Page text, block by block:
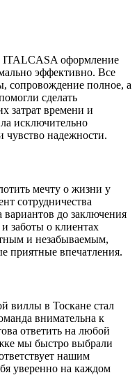
ITALCASA оформление
эффективно. Все
сопровождение полное, а
сделать
затрат времени и
исключительно
чувство надежности.
мечту о жизни у
сотрудничества
вариантов до заключения
заботы о клиентах
и незабываемым,
приятные впечатления.
виллы в Тоскане стал
внимательна к
ответить на любой
мы быстро выбрали
нашим
уверенно на каждом